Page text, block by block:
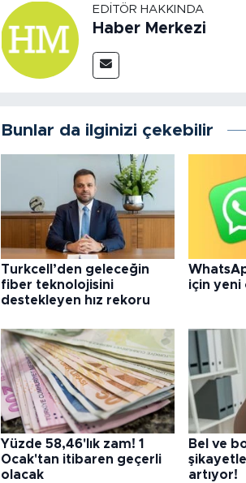
EDITÖR HAKKINDA
Haber Merkezi
Bunlar da ilginizi çekebilir
Turkcell’den geleceğin
fiber teknolojisini
destekleyen hız rekoru
için yeni
Yüzde 58,46'lık zam! 1
Ocak'tan itibaren geçerli
olacak
Bel ve
artıyor!